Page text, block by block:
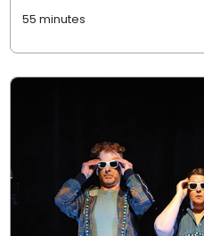
55 minutes